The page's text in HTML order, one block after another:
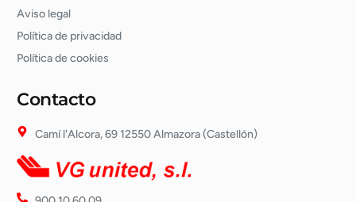
Aviso legal
Política de privacidad
Política de cookies
Contacto
Camí l'Alcora, 69 12550 Almazora (Castellón)